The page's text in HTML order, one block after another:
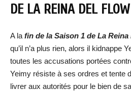
DE LA REINA DEL FLOW
A la fin de la Saison 1 de La Reina
qu’il n’a plus rien, alors il kidnappe
toutes les accusations portées
Yeimy résiste à ses ordres et tente
livrer aux autorités pour le bien de